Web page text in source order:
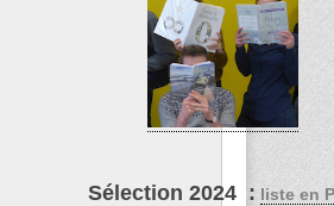
Sélection 2024 : liste en